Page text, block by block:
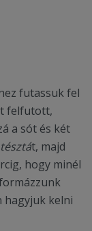
futassuk fel
felfutott,
a sót és két
tésztát, majd
hogy minél
hagyjuk kelni